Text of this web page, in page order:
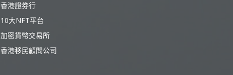
香港證券行
10大NFT平台
加密貨幣交易所
香港移民顧問公司